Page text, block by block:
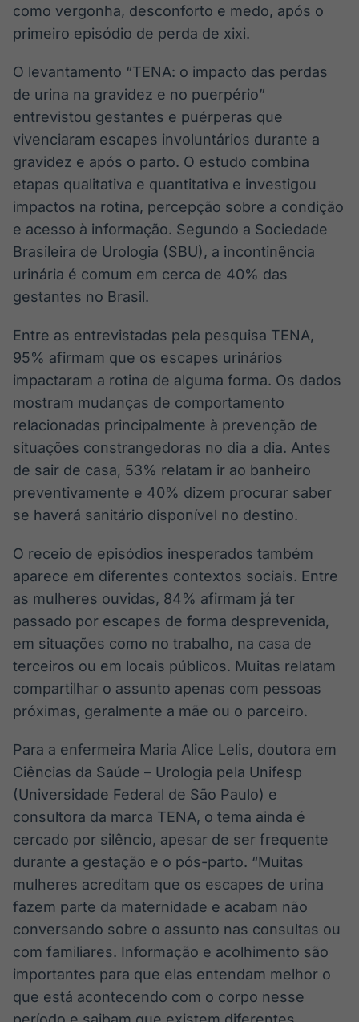
como vergonha, desconforto e medo, após o
primeiro episódio de perda de xixi.
O levantamento “TENA: o impacto das perdas
de urina na gravidez e no puerpério”
entrevistou gestantes e puérperas que
vivenciaram escapes involuntários durante a
gravidez e após o parto. O estudo combina
etapas qualitativa e quantitativa e investigou
impactos na rotina, percepção sobre a condição
e acesso à informação. Segundo a Sociedade
Brasileira de Urologia (SBU), a incontinência
urinária é comum em cerca de 40% das
gestantes no Brasil.
Entre as entrevistadas pela pesquisa TENA,
95% afirmam que os escapes urinários
impactaram a rotina de alguma forma. Os dados
mostram mudanças de comportamento
relacionadas principalmente à prevenção de
situações constrangedoras no dia a dia. Antes
de sair de casa, 53% relatam ir ao banheiro
preventivamente e 40% dizem procurar saber
se haverá sanitário disponível no destino.
O receio de episódios inesperados também
aparece em diferentes contextos sociais. Entre
as mulheres ouvidas, 84% afirmam já ter
passado por escapes de forma desprevenida,
em situações como no trabalho, na casa de
terceiros ou em locais públicos. Muitas relatam
compartilhar o assunto apenas com pessoas
próximas, geralmente a mãe ou o parceiro.
Para a enfermeira Maria Alice Lelis, doutora em
Ciências da Saúde – Urologia pela Unifesp
(Universidade Federal de São Paulo) e
consultora da marca TENA, o tema ainda é
cercado por silêncio, apesar de ser frequente
durante a gestação e o pós-parto. “Muitas
mulheres acreditam que os escapes de urina
fazem parte da maternidade e acabam não
conversando sobre o assunto nas consultas ou
com familiares. Informação e acolhimento são
importantes para que elas entendam melhor o
que está acontecendo com o corpo nesse